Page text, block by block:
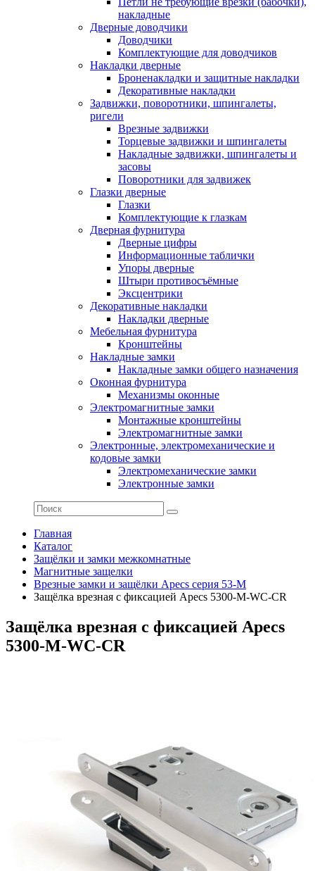
накладные
Дверные доводчики
Доводчики
Комплектующие для доводчиков
Накладки дверные
Броненакладки и защитные накладки
Декоративные накладки
Задвижки, поворотники, шпингалеты,
ригели
Врезные задвижки
Торцевые задвижки и шпингалеты
Накладные задвижки, шпингалеты и
засовы
Поворотники для задвижек
Глазки дверные
Глазки
Комплектующие к глазкам
Дверная фурнитура
Дверные цифры
Информационные таблички
Упоры дверные
Штыри противосъёмные
Эксцентрики
Декоративные накладки
Накладки дверные
Мебельная фурнитура
Кронштейны
Накладные замки
Накладные замки общего назначения
Оконная фурнитура
Механизмы оконные
Электромагнитные замки
Монтажные кронштейны
Электромагнитные замки
Электронные, электромеханические и
кодовые замки
Электромеханические замки
Электронные замки
Главная
Каталог
Защёлки и замки межкомнатные
Магнитные защелки
Врезные замки и защёлки Apecs серия 53-M
Защёлка врезная с фиксацией Apecs 5300-M-WC-CR
Защёлка врезная с фиксацией Apecs
5300-M-WC-CR